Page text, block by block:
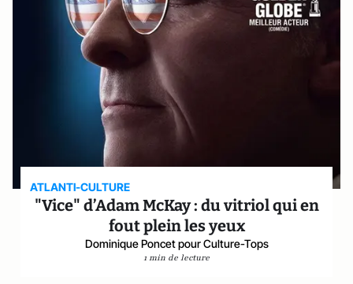
ATLANTI-CULTURE
"Vice" d’Adam McKay : du vitriol qui en
fout plein les yeux
Dominique Poncet pour Culture-Tops
1 min de lecture